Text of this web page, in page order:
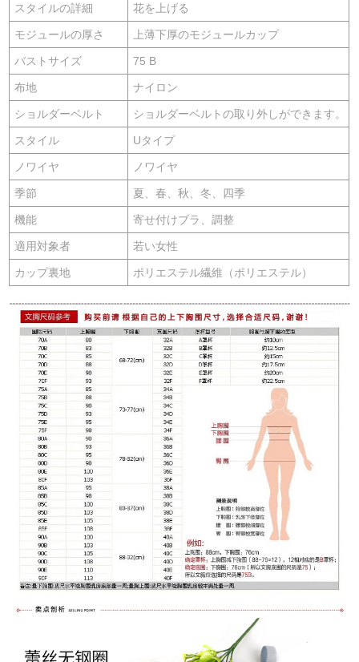
スタイルの詳細 花を上げる
モジュールの厚さ 上薄下厚のモジュールカップ
バストサイズ 75 B
布地 ナイロン
ショルダーベルト ショルダーベルトの取り外しができます。
スタイル Uタイプ
ノワイヤ ノワイヤ
季節 夏、春、秋、冬、四季
機能 寄せ付けブラ、調整
適用対象者 若い女性
カップ裏地 ポリエステル繊維（ポリエステル）